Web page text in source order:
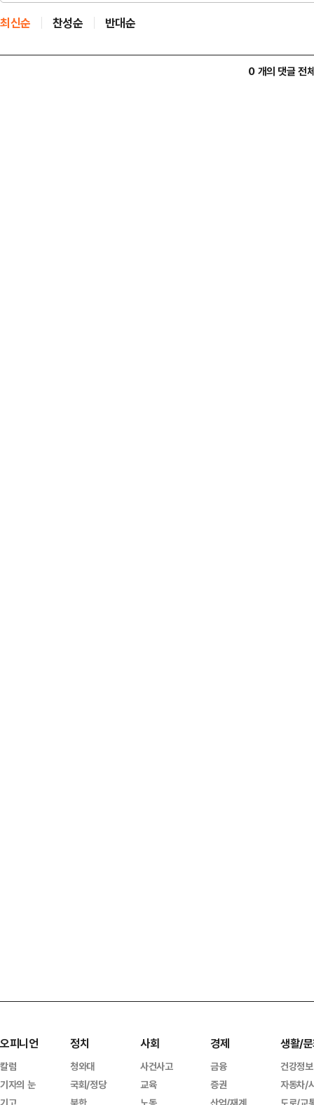
최신순 찬성순 반대순
0 개의 댓글 전
오피니언
칼럼
기자의 눈
정치
청와대
국회/정당
사회
사건사고
교육
경제
금융
증권
생활/
건강정보
자동차/